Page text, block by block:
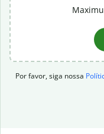
Por favor, siga nossa